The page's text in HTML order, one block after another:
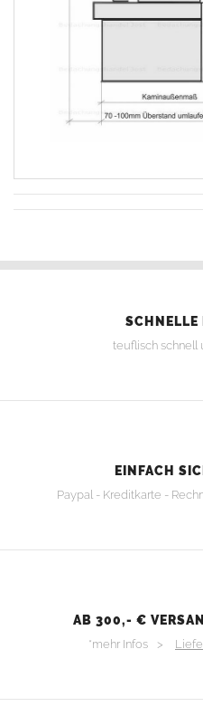
SCHNELLE
teuflisch schnell
EINFACH
Paypal - Kreditkarte -
AB 300,- €
*mehr Infos >